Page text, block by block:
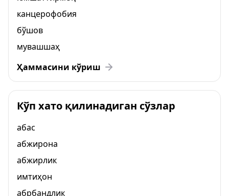
канцерофобия
бўшов
мувашшаҳ
Ҳаммасини кўриш
Кўп хато қилинадиган сўзлар
абас
абжирона
абжирлик
имтиҳон
абрбандлик